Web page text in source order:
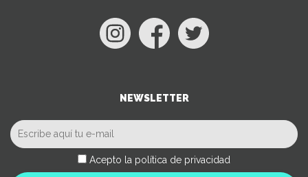
NEWSLETTER
Acepto la política de privacidad